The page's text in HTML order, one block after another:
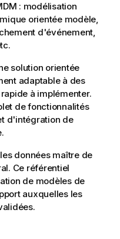
: modélisation
orientée modèle,
d'événement,
solution orientée
adaptable à des
à implémenter.
de fonctionnalités
d'intégration de
données maître de
Ce référentiel
de modèles de
auxquelles les